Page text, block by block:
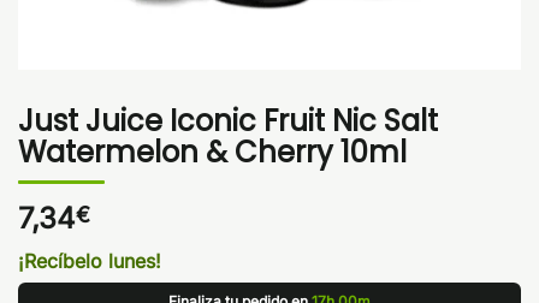
Just Juice Iconic Fruit Nic Salt
Watermelon & Cherry 10ml
7,34€
¡Recíbelo lunes!